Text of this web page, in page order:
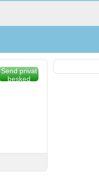
Send privat
besked